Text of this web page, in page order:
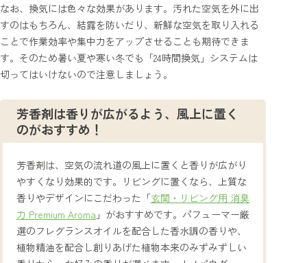
なお、換気には色々な効果があります。汚れた空気を外に出
すのはもちろん、結露を防いだり、新鮮な空気を取り入れる
ことで作業効率や集中力をアップさせることも期待できま
す。そのため暑い夏や寒い冬でも「24時間換気」システムは
切ってはいけないので注意しましょう。
芳香剤は香りが広がるよう、風上に置く
のがおすすめ！
芳香剤は、空気の流れ道の風上に置くと香りが広がり
やすくなり効果的です。リビングに置くなら、上質な
香りやデザインにこだわった「玄関・リビング用 消臭
力 Premium Aroma 」がおすすめです。パフューマー厳
選のフレグランスオイルを配合した香水調の香りや、
植物精油を配合し創りあげた植物本来のみずみずしい